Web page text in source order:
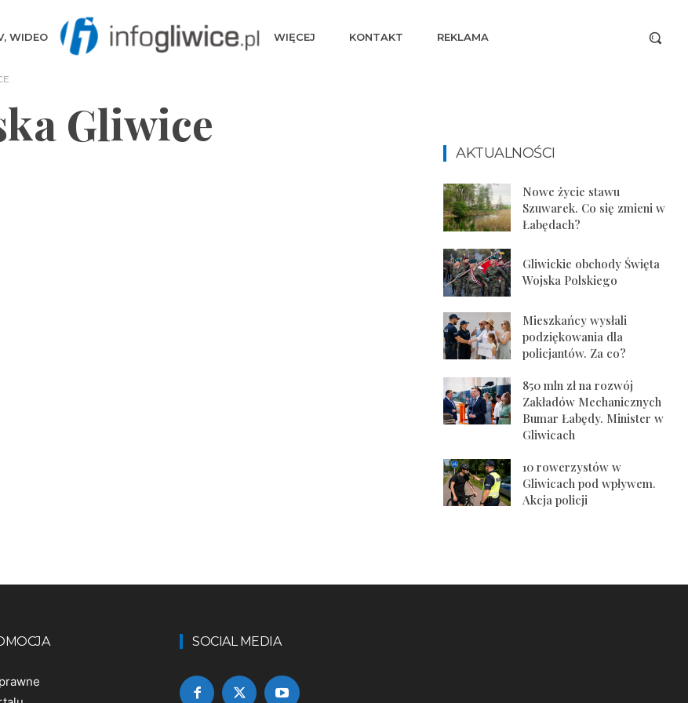
WIDEO WIĘCEJ KONTAKT REKLAMA
Gliwice
AKTUALNOŚCI
Nowe życie stawu
Szuwarek. Co się zmieni w
Łabędach?
Gliwickie obchody Święta
Wojska Polskiego
Mieszkańcy wysłali
podziękowania dla
policjantów. Za co?
850 mln zł na rozwój
Zakładów Mechanicznych
Bumar Łabędy. Minister w
Gliwicach
10 rowerzystów w
Gliwicach pod wpływem.
Akcja policji
SOCIAL MEDIA